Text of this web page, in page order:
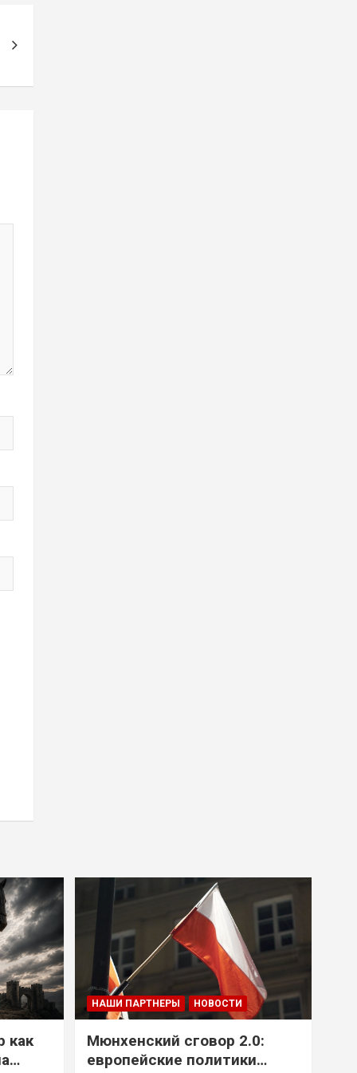
как
НАШИ ПАРТНЕРЫ НОВОСТИ
Мюнхенский сговор 2.0:
европейские политики